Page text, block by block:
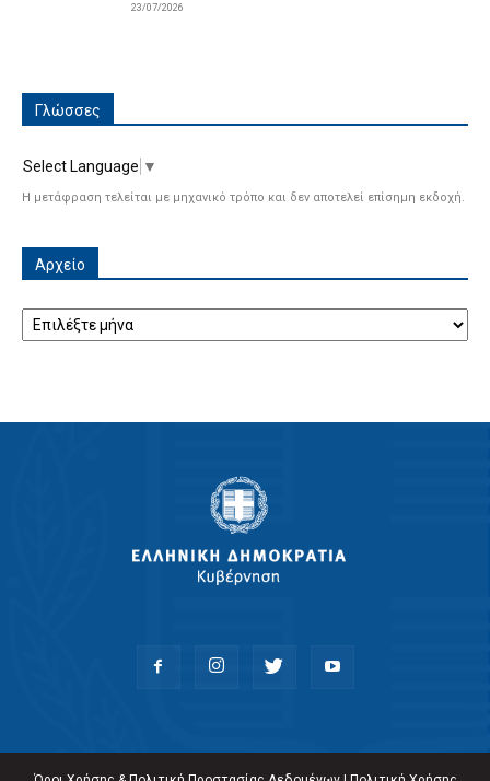
23/07/2026
Γλώσσες
Select Language ▼
Η μετάφραση τελείται με μηχανικό τρόπο και δεν αποτελεί επίσημη εκδοχή.
Αρχείο